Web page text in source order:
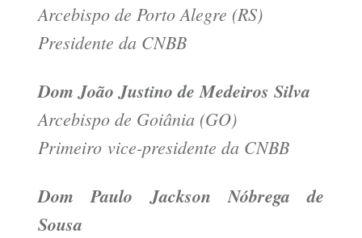
Arcebispo de Porto Alegre (RS)
Presidente da CNBB
Dom João Justino de Medeiros Silva
Arcebispo de Goiânia (GO)
Primeiro vice-presidente da CNBB
Dom Paulo Jackson Nóbrega de
Sousa